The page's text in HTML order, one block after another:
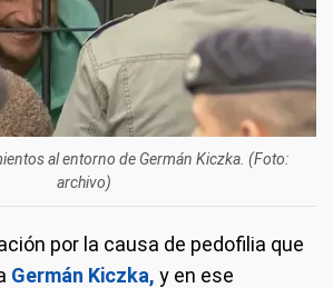
al entorno de Germán Kiczka. (Foto:
archivo)
por la causa de pedofilia que
Germán Kiczka, y en ese